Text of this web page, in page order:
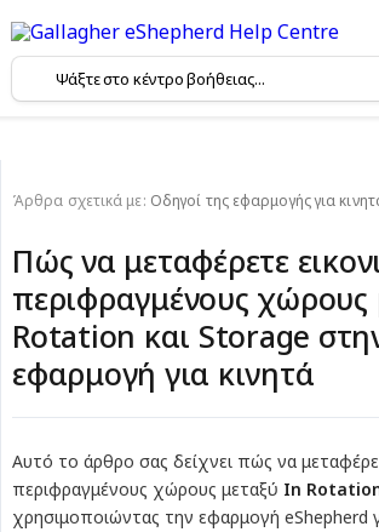
Άρθρα σχετικά με: Οδηγοί της εφαρμογής για
Πώς να μεταφέρετε
περιφραγμένους χώρους
Rotation και Storage
εφαρμογή για κινητά
Αυτό το άρθρο σας δείχνει πώς να
περιφραγμένους χώρους μεταξύ In
χρησιμοποιώντας την εφαρμογή eShepherd